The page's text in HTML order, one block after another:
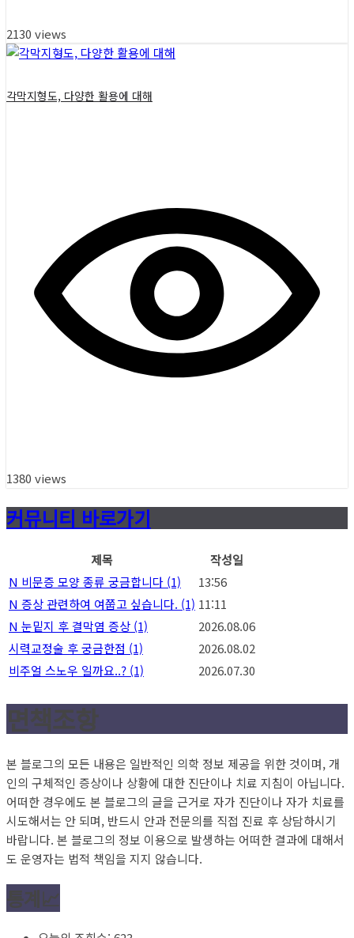
2130 views
각막지형도, 다양한 활용에 대해
1380 views
커뮤니티 바로가기
제목
작성일
N 비문증 모양 종류 궁금합니다 (1)
13:56
N 증상 관련하여 여쭙고 싶습니다. (1) 11:11
N 눈밑지 후 결막염 증상 (1)
2026.08.06
시력교정술 후 궁금한점 (1)
2026.08.02
비주얼 스노우 일까요..? (1) 2026.07.30
면책조항
본 블로그의 모든 내용은 일반적인 의학 정보 제공을 위한 것이며, 개
인의 구체적인 증상이나 상황에 대한 진단이나 치료 지침이 아닙니다.
어떠한 경우에도 본 블로그의 글을 근거로 자가 진단이나 자가 치료를
시도해서는 안 되며, 반드시 안과 전문의를 직접 진료 후 상담하시기
바랍니다. 본 블로그의 정보 이용으로 발생하는 어떠한 결과에 대해서
도 운영자는 법적 책임을 지지 않습니다.
통계📈